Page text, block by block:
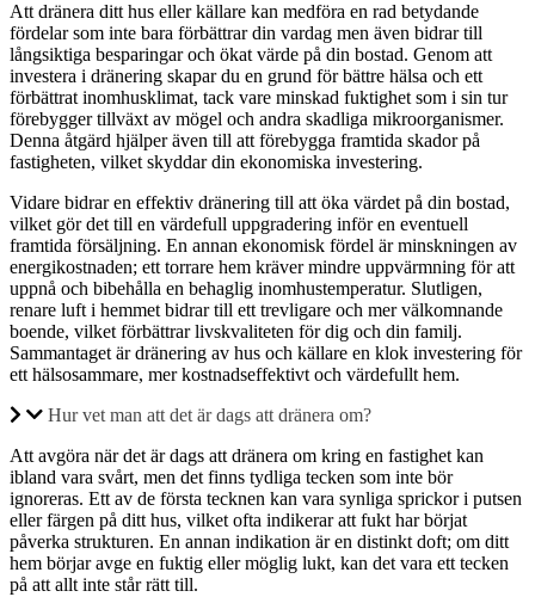
Att dränera ditt hus eller källare kan medföra en rad betydande
fördelar som inte bara förbättrar din vardag men även bidrar till
långsiktiga besparingar och ökat värde på din bostad. Genom att
investera i dränering skapar du en grund för bättre hälsa och ett
förbättrat inomhusklimat, tack vare minskad fuktighet som i sin tur
förebygger tillväxt av mögel och andra skadliga mikroorganismer.
Denna åtgärd hjälper även till att förebygga framtida skador på
fastigheten, vilket skyddar din ekonomiska investering.
Vidare bidrar en effektiv dränering till att öka värdet på din bostad,
vilket gör det till en värdefull uppgradering inför en eventuell
framtida försäljning. En annan ekonomisk fördel är minskningen av
energikostnaden; ett torrare hem kräver mindre uppvärmning för att
uppnå och bibehålla en behaglig inomhustemperatur. Slutligen,
renare luft i hemmet bidrar till ett trevligare och mer välkomnande
boende, vilket förbättrar livskvaliteten för dig och din familj.
Sammantaget är dränering av hus och källare en klok investering för
ett hälsosammare, mer kostnadseffektivt och värdefullt hem.
Hur vet man att det är dags att dränera om?
Att avgöra när det är dags att dränera om kring en fastighet kan
ibland vara svårt, men det finns tydliga tecken som inte bör
ignoreras. Ett av de första tecknen kan vara synliga sprickor i putsen
eller färgen på ditt hus, vilket ofta indikerar att fukt har börjat
påverka strukturen. En annan indikation är en distinkt doft; om ditt
hem börjar avge en fuktig eller möglig lukt, kan det vara ett tecken
på att allt inte står rätt till.